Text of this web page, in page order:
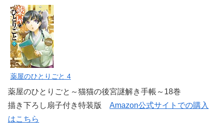
薬屋のひとりごと 4
薬屋のひとりごと～猫猫の後宮謎解き手帳～18巻
描き下ろし扇子付き特装版 Amazon公式サイトでの購入
はこちら